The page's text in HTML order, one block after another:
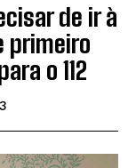
de ir à
primeiro
o 112